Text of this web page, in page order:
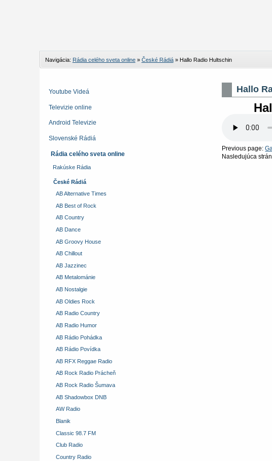
Navigácia: Rádia celého sveta online » České Rádiá » Hallo Radio Hultschin
Youtube Videá
Televizie online
Android Televizie
Slovenské Rádiá
Rádia celého sveta online
Rakúske Rádia
České Rádiá
AB Alternative Times
AB Best of Rock
AB Country
AB Dance
AB Groovy House
AB Chillout
AB Jazzinec
AB Metalománie
AB Nostalgie
AB Oldies Rock
AB Radio Country
AB Radio Humor
AB Rádio Pohádka
AB Rádio Povídka
AB RFX Reggae Radio
AB Rock Radio Prácheň
AB Rock Radio Šumava
AB Shadowbox DNB
AW Radio
Blanik
Classic 98.7 FM
Club Radio
Country Radio
Hallo
Hallo
Previous page:
Nasledujúca